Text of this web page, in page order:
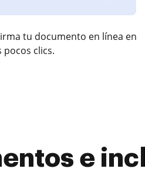
tu documento en línea en
pocos clics.
e